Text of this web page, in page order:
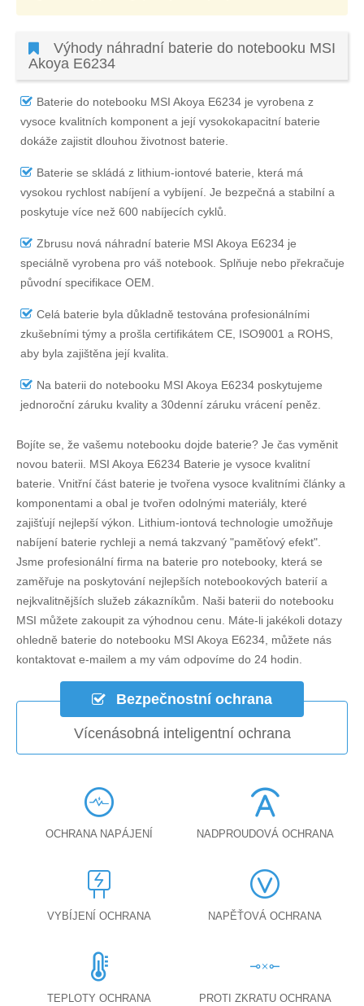
Výhody náhradní baterie do notebooku MSI
Akoya E6234
Baterie do notebooku MSI Akoya E6234 je vyrobena z
vysoce kvalitních komponent a její vysokokapacitní baterie
dokáže zajistit dlouhou životnost baterie.
Baterie se skládá z lithium-iontové baterie, která má
vysokou rychlost nabíjení a vybíjení. Je bezpečná a stabilní a
poskytuje více než 600 nabíjecích cyklů.
Zbrusu nová náhradní baterie MSI Akoya E6234 je
speciálně vyrobena pro váš notebook. Splňuje nebo překračuje
původní specifikace OEM.
Celá baterie byla důkladně testována profesionálními
zkušebními týmy a prošla certifikátem CE, ISO9001 a ROHS,
aby byla zajištěna její kvalita.
Na baterii do notebooku MSI Akoya E6234 poskytujeme
jednoroční záruku kvality a 30denní záruku vrácení peněz.
Bojíte se, že vašemu notebooku dojde baterie? Je čas vyměnit
novou baterii. MSI Akoya E6234 Baterie je vysoce kvalitní
baterie. Vnitřní část baterie je tvořena vysoce kvalitními články a
komponentami a obal je tvořen odolnými materiály, které
zajišťují nejlepší výkon. Lithium-iontová technologie umožňuje
nabíjení baterie rychleji a nemá takzvaný "paměťový efekt".
Jsme profesionální firma na baterie pro notebooky, která se
zaměřuje na poskytování nejlepších notebookových baterií a
nejkvalitnějších služeb zákazníkům. Naši baterii do notebooku
MSI můžete zakoupit za výhodnou cenu. Máte-li jakékoli dotazy
ohledně baterie do notebooku MSI Akoya E6234 , můžete nás
kontaktovat e-mailem a my vám odpovíme do 24 hodin.
Bezpečnostní ochrana
Vícenásobná inteligentní ochrana
OCHRANA NAPÁJENÍ NADPROUDOVÁ OCHRANA
VYBÍJENÍ OCHRANA NAPĚŤOVÁ OCHRANA
TEPLOTY OCHRANA PROTI ZKRATU OCHRANA